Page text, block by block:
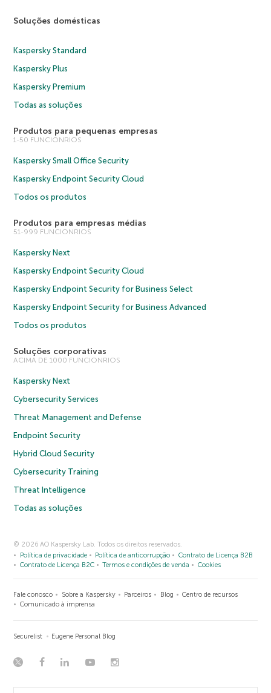
Soluções domésticas
Kaspersky Standard
Kaspersky Plus
Kaspersky Premium
Todas as soluções
Produtos para pequenas empresas
1-50 FUNCIONRIOS
Kaspersky Small Office Security
Kaspersky Endpoint Security Cloud
Todos os produtos
Produtos para empresas médias
51-999 FUNCIONRIOS
Kaspersky Next
Kaspersky Endpoint Security Cloud
Kaspersky Endpoint Security for Business Select
Kaspersky Endpoint Security for Business Advanced
Todos os produtos
Soluções corporativas
ACIMA DE 1000 FUNCIONRIOS
Kaspersky Next
Cybersecurity Services
Threat Management and Defense
Endpoint Security
Hybrid Cloud Security
Cybersecurity Training
Threat Intelligence
Todas as soluções
© 2026 AO Kaspersky Lab. Todos os direitos reservados.
Política de privacidade
Política de anticorrupção
Contrato de Licença B2B
Contrato de Licença B2C
Termos e condições de venda Cookies
Fale conosco Sobre a Kaspersky Parceiros Blog
Centro de recursos
Comunicado à imprensa
Securelist Eugene Personal Blog